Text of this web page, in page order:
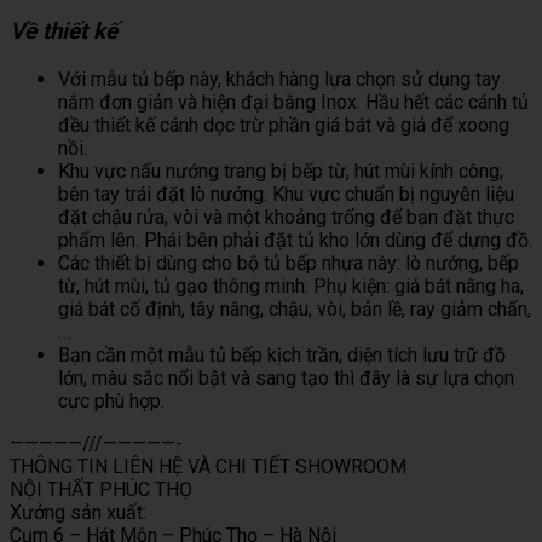
Về thiết kế
Với mẫu tủ bếp này, khách hàng lựa chọn sử dụng tay
nắm đơn giản và hiện đại bằng Inox. Hầu hết các cánh tủ
đều thiết kế cánh dọc trừ phần giá bát và giá để xoong
nồi.
Khu vực nấu nướng trang bị bếp từ, hút mùi kính công,
bên tay trái đặt lò nướng. Khu vực chuẩn bị nguyên liệu
đặt chậu rửa, vòi và một khoảng trống để bạn đặt thực
phẩm lên. Phái bên phải đặt tủ kho lớn dùng để dựng đồ.
Các thiết bị dùng cho bộ tủ bếp nhựa này: lò nướng, bếp
từ, hút mùi, tủ gạo thông minh. Phụ kiện: giá bát nâng ha,
giá bát cố định, tây nâng, chậu, vòi, bản lề, ray giảm chấn,
Bạn cần một mẫu tủ bếp kịch trần, diện tích lưu trữ đồ
lớn, màu sắc nổi bật và sang tạo thì đây là sự lựa chọn
cực phù hợp.
—————///—————-
THÔNG TIN LIÊN HỆ VÀ CHI TIẾT SHOWROOM
NỘI THẤT PHÚC THỌ
Xưởng sản xuất:
Cụm 6 – Hát Môn – Phúc Thọ – Hà Nội